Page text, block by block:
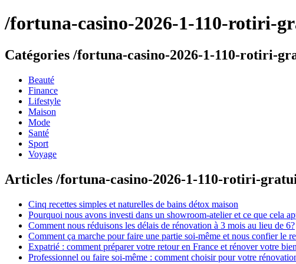
/fortuna-casino-2026-1-110-rotiri-
Catégories /fortuna-casino-2026-1-110-rotiri-
Beauté
Finance
Lifestyle
Maison
Mode
Santé
Sport
Voyage
Articles /fortuna-casino-2026-1-110-rotiri-
Cinq recettes simples et naturelles de bains détox maison
Pourquoi nous avons investi dans un showroom-atelier et ce que cela
Comment nous réduisons les délais de rénovation à 3 mois au lieu de 6?
Comment ça marche pour faire une partie soi-même et nous confier le
Expatrié : comment préparer votre retour en France et rénover votre
Professionnel ou faire soi-même : comment choisir pour votre